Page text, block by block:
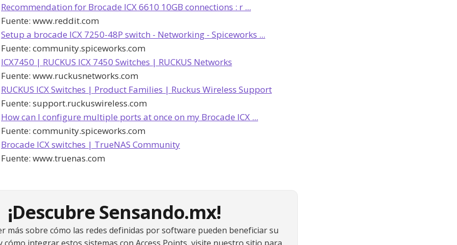
Recommendation for Brocade ICX 6610 10GB connections : r ...
Fuente: www.reddit.com
Setup a brocade ICX 7250-48P switch - Networking - Spiceworks ...
Fuente: community.spiceworks.com
ICX7450 | RUCKUS ICX 7450 Switches | RUCKUS Networks
Fuente: www.ruckusnetworks.com
RUCKUS ICX Switches | Product Families | Ruckus Wireless Support
Fuente: support.ruckuswireless.com
How can I configure multiple ports at once on my Brocade ICX ...
Fuente: community.spiceworks.com
Brocade ICX switches | TrueNAS Community
Fuente: www.truenas.com
¡Descubre Sensando.mx!
más sobre cómo las redes definidas por software pueden beneficiar su